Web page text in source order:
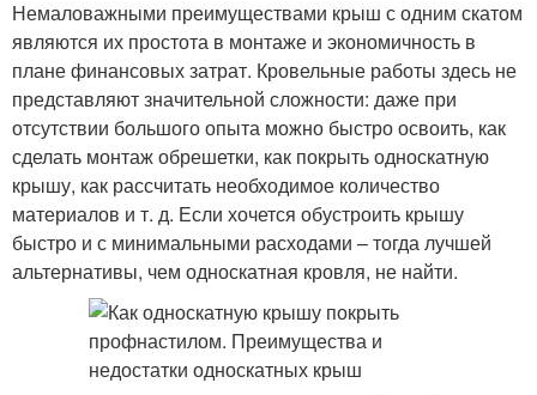
Немаловажными преимуществами крыш с одним скатом
являются их простота в монтаже и экономичность в
плане финансовых затрат. Кровельные работы здесь не
представляют значительной сложности: даже при
отсутствии большого опыта можно быстро освоить, как
сделать монтаж обрешетки, как покрыть односкатную
крышу, как рассчитать необходимое количество
материалов и т. д. Если хочется обустроить крышу
быстро и с минимальными расходами – тогда лучшей
альтернативы, чем односкатная кровля, не найти.